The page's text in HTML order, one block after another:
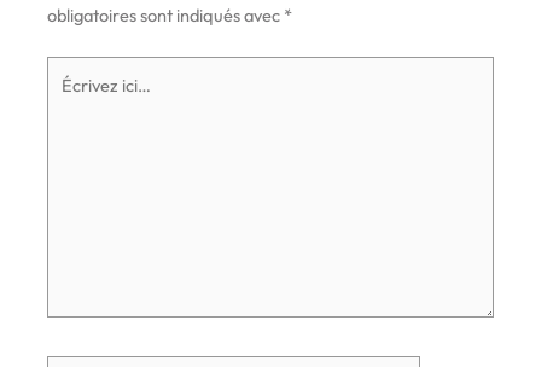
obligatoires sont indiqués avec *
Écrivez
ici…